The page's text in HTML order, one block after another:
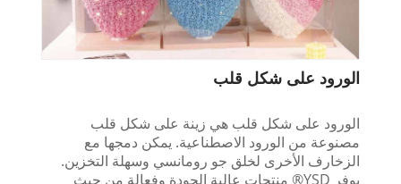
الورود على شكل قلب
الورود على شكل قلب هي زينة على شكل قلب
مصنوعة من الورود الاصطناعية. يمكن دمجها مع
الزخارف الأخرى لخلق جو رومانسي وسهلة التخزين.
يوفر YSD® منتجات عالية الجودة وفعالة من حيث